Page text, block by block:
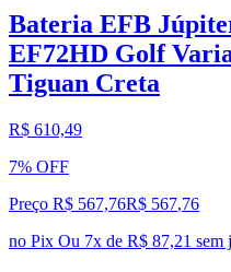
Bateria EFB
EF72HD Golf
Tiguan Creta
R$ 610,49
7% OFF
Preço R$ 567,76R$ 567,76
no Pix Ou 7x de R$ 87,21 sem